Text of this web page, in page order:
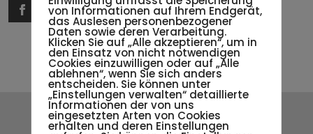
von Informationen auf Ihrem Endgerät,
das Auslesen personenbezogener
Daten sowie deren Verarbeitung.
Klicken Sie auf „Alle akzeptieren“, um in
den Einsatz von nicht notwendigen
Cookies einzuwilligen oder auf „Alle
ablehnen“, wenn Sie sich anders
entscheiden. Sie können unter
„Einstellungen verwalten“ detaillierte
Informationen der von uns
eingesetzten Arten von Cookies
erhalten und deren Einstellungen